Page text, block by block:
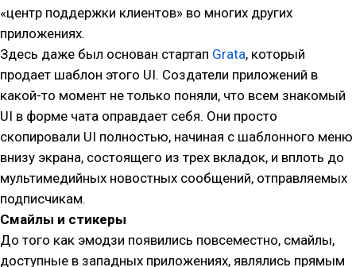
«центр поддержки клиентов» во многих других
приложениях.
Здесь даже был основан стартап Grata, который
продает шаблон этого UI. Создатели приложений в
какой-то момент не только поняли, что всем знакомый
UI в форме чата оправдает себя. Они просто
скопировали UI полностью, начиная с шаблонного меню
внизу экрана, состоящего из трех вкладок, и вплоть до
мультимедийных новостных сообщений, отправляемых
подписчикам.
Смайлы и стикеры
До того как эмодзи появились повсеместно, смайлы,
доступные в западных приложениях, являлись прямым